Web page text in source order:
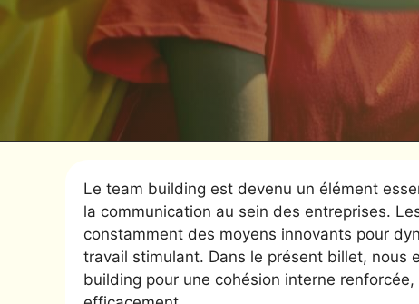
Le team building est devenu un élément
la communication au sein des entreprises.
constamment des moyens innovants pour
travail stimulant. Dans le présent billet, nous
building pour une cohésion interne